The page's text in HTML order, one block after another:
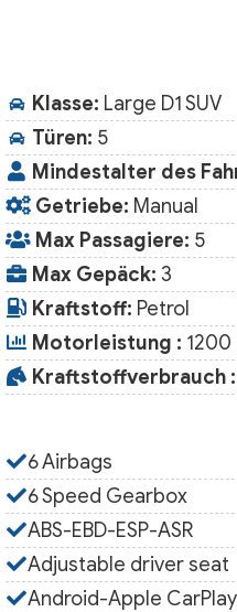
Klasse: Large D1 SUV
Türen: 5
Mindestalter des
Getriebe: Manual
Max Passagiere: 5
Max Gepäck: 3
Kraftstoff: Petrol
Motorleistung : 1200
Kraftstoffverbrauch :
6 Airbags
6 Speed Gearbox
ABS-EBD-ΕSP-ASR
Adjustable driver seat
Android-Apple CarPlay